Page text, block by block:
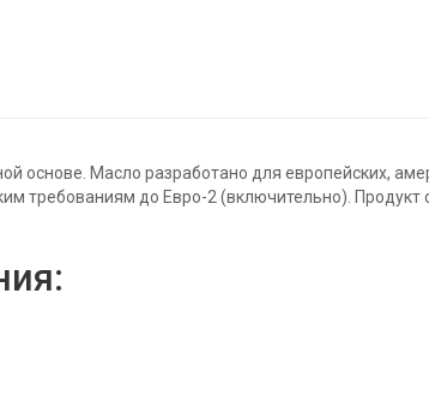
основе. Масло разработано для европейских,
требованиям до Евро-2 (включительно).